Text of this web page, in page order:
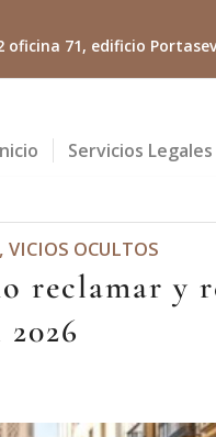
71, edificio
Servicios Legales
, VICIOS OCULTOS
reclamar y